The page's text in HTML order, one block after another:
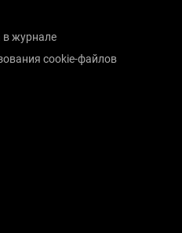
в журнале
cookie-файлов